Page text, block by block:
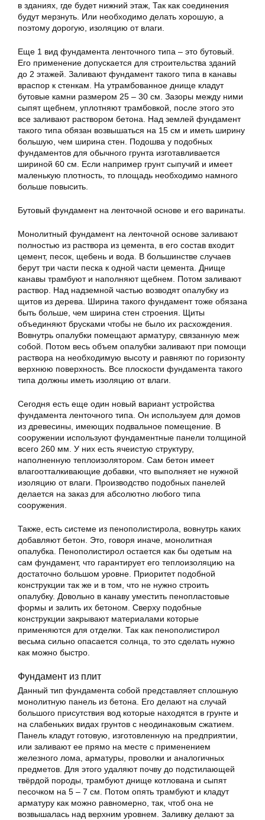
в зданиях, где будет нижний этаж, Так как соединения
будут мерзнуть. Или необходимо делать хорошую, а
поэтому дорогую, изоляцию от влаги.
Еще 1 вид фундамента ленточного типа – это бутовый.
Его применение допускается для строительства зданий
до 2 этажей. Заливают фундамент такого типа в канавы
враспор к стенкам. На утрамбованное днище кладут
бутовые камни размером 25 – 30 см. Зазоры между ними
сыпят щебнем, уплотняют трамбовкой, после этого это
все заливают раствором бетона. Над землей фундамент
такого типа обязан возвышаться на 15 см и иметь ширину
большую, чем ширина стен. Подошва у подобных
фундаментов для обычного грунта изготавливается
шириной 60 см. Если например грунт сыпучий и имеет
маленькую плотность, то площадь необходимо намного
больше повысить.
Бутовый фундамент на ленточной основе и его варинаты.
Монолитный фундамент на ленточной основе заливают
полностью из раствора из цемента, в его состав входит
цемент, песок, щебень и вода. В большинстве случаев
берут три части песка к одной части цемента. Днище
канавы трамбуют и наполняют щебнем. Потом заливают
раствор. Над надземной частью возводят опалубку из
щитов из дерева. Ширина такого фундамент тоже обязана
быть больше, чем ширина стен строения. Щиты
объединяют брусками чтобы не было их расхождения.
Вовнутрь опалубки помещают арматуру, связанную меж
собой. Потом весь объем опалубки заливают при помощи
раствора на необходимую высоту и равняют по горизонту
верхнюю поверхность. Все плоскости фундамента такого
типа должны иметь изоляцию от влаги.
Сегодня есть еще один новый вариант устройства
фундамента ленточного типа. Он используем для домов
из древесины, имеющих подвальное помещение. В
сооружении используют фундаментные панели толщиной
всего 260 мм. У них есть ячеистую структуру,
наполненную теплоизолятором. Сам бетон имеет
влагоотталкивающие добавки, что выполняет не нужной
изоляцию от влаги. Производство подобных панелей
делается на заказ для абсолютно любого типа
сооружения.
Также, есть системе из пенополистирола, вовнутрь каких
добавляют бетон. Это, говоря иначе, монолитная
опалубка. Пенополистирол остается как бы одетым на
сам фундамент, что гарантирует его теплоизоляцию на
достаточно большом уровне. Приоритет подобной
конструкции так же и в том, что не нужно строить
опалубку. Довольно в канаву уместить пенопластовые
формы и залить их бетоном. Сверху подобные
конструкции закрывают материалами которые
применяются для отделки. Так как пенополистирол
весьма сильно опасается солнца, то это сделать нужно
как можно быстро.
Фундамент из плит
Данный тип фундамента собой представляет сплошную
монолитную панель из бетона. Его делают на случай
большого присутствия вод которые находятся в грунте и
на слабеньких видах грунтов с неодинаковым сжатием.
Панель кладут готовую, изготовленную на предприятии,
или заливают ее прямо на месте с применением
железного лома, арматуры, проволки и аналогичных
предметов. Для этого удаляют почву до подстилающей
твёрдой породы, трамбуют днище котлована и сыпят
песочком на 5 – 7 см. Потом опять трамбуют и кладут
арматуру как можно равномерно, так, чтоб она не
возвышалась над верхним уровнем. Заливку делают за